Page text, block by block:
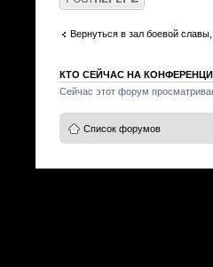
Вернуться в зал боевой
КТО СЕЙЧАС НА
Сейчас этот форум
Список форумов